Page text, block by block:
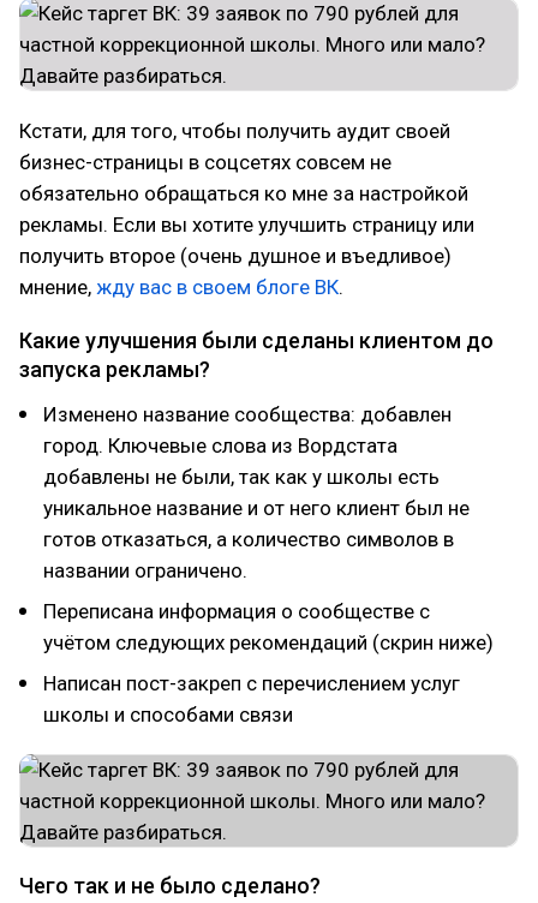
Кстати, для того, чтобы получить аудит своей
бизнес-страницы в соцсетях совсем не
обязательно обращаться ко мне за настройкой
рекламы. Если вы хотите улучшить страницу или
получить второе (очень душное и въедливое)
мнение, жду вас в своем блоге ВК.
Какие улучшения были сделаны клиентом до
запуска рекламы?
Изменено название сообщества: добавлен
город. Ключевые слова из Вордстата
добавлены не были, так как у школы есть
уникальное название и от него клиент был не
готов отказаться, а количество символов в
названии ограничено.
Переписана информация о сообществе с
учётом следующих рекомендаций (скрин ниже)
Написан пост-закреп с перечислением услуг
школы и способами связи
Чего так и не было сделано?